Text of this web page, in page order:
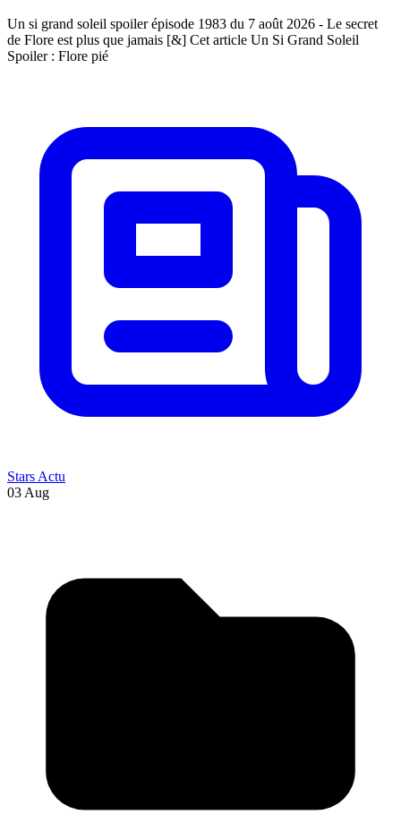
Un si grand soleil spoiler épisode 1983 du 7 août 2026 - Le secret
de Flore est plus que jamais [&] Cet article Un Si Grand Soleil
Spoiler : Flore pié
Stars Actu
03 Aug